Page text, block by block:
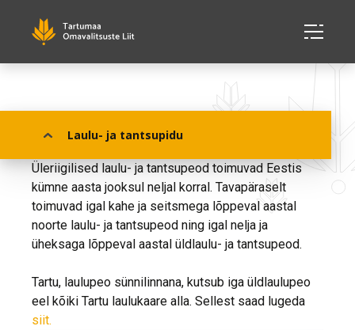
Laulu- ja tantsupidu
Laulu- ja tantsupidu
Üleriigilised laulu- ja tantsupeod toimuvad Eestis
kümne aasta jooksul neljal korral. Tavapäraselt
toimuvad igal kahe ja seitsmega lõppeval aastal
noorte laulu- ja tantsupeod ning igal nelja ja
üheksaga lõppeval aastal üldlaulu- ja tantsupeod.
Tartu, laulupeo sünnilinnana, kutsub iga üldlaulupeo
eel kõiki Tartu laulukaare alla. Sellest saad lugeda
siit.